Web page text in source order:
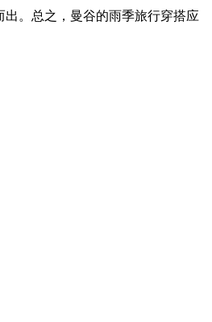
。总之，曼谷的雨季旅行穿搭应